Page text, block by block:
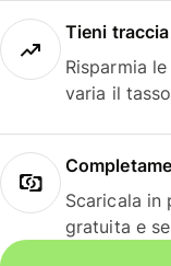
Tieni
Risparmia
varia il
Scaricala in
gratuita e